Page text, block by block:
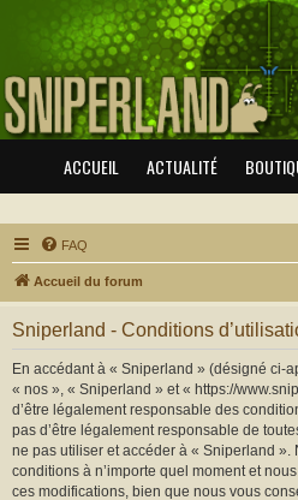
ACCUEIL ACTUALITÉ
FAQ
Accueil du forum
Sniperland - Conditions
En accédant à « Sniperland » (désigné ci-
« nos », « Sniperland » et « https://
d’être légalement responsable des
pas d’être légalement responsable de
ne pas utiliser et accéder à « Sniperland ».
conditions à n’importe quel moment et
ces modifications, bien que nous vous